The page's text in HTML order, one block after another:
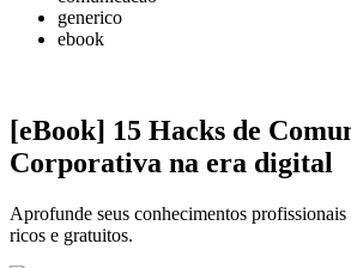
generico
ebook
[eBook] 15 Hacks de
Corporativa na era digital
Aprofunde seus conhecimentos profissionais
ricos e gratuitos.